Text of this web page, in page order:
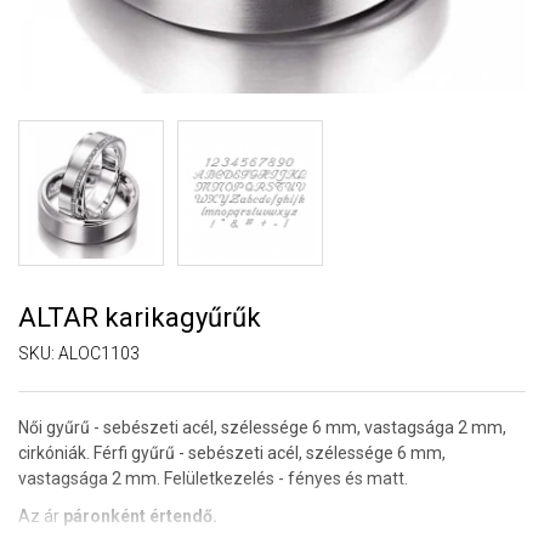
ALTAR karikagyűrűk
SKU: ALOC1103
Női gyűrű - sebészeti acél, szélessége 6 mm, vastagsága 2 mm,
cirkóniák. Férfi gyűrű - sebészeti acél, szélessége 6 mm,
vastagsága 2 mm. Felületkezelés - fényes és matt.
Az ár páronként értendő.